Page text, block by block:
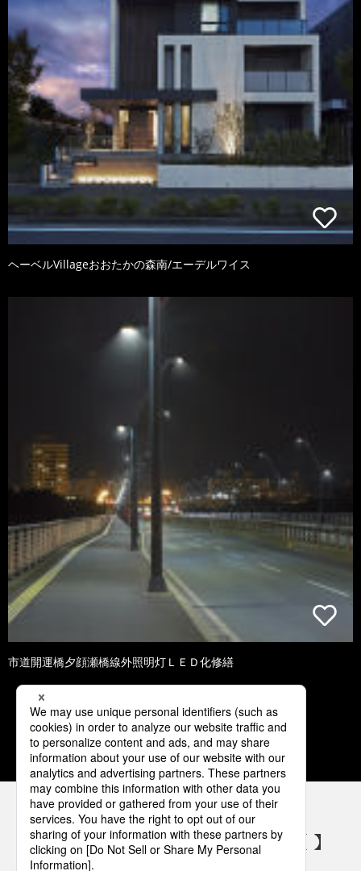
ヘーベルVillageおおたかの森南/エーデルワイス
市道開運橋夕顔瀬橋線外照明灯ＬＥＤ化修繕
1 2 3 4 5
パナソニックの電気設備 SNSアカウント